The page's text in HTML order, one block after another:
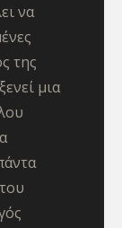
να
της
μια